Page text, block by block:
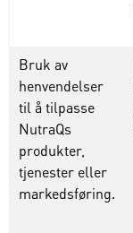
Bruk av
henvendelser
til å tilpasse
NutraQs
produkter,
tjenester eller
markedsføring.